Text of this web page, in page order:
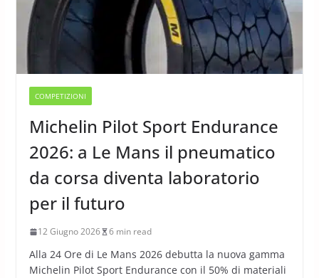
COMPETIZIONI
Michelin Pilot Sport Endurance
2026: a Le Mans il pneumatico
da corsa diventa laboratorio
per il futuro
12 Giugno 2026 6 min read
Alla 24 Ore di Le Mans 2026 debutta la nuova gamma
Michelin Pilot Sport Endurance con il 50% di materiali